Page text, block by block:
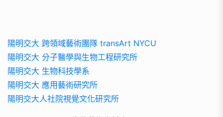
陽明交大 跨領域藝術團隊 transArt NYCU
陽明交大 分子醫學與生物工程研究所
陽明交大 生物科技學系
陽明交大 應用藝術研究所
陽明交大人社院視覺文化研究所